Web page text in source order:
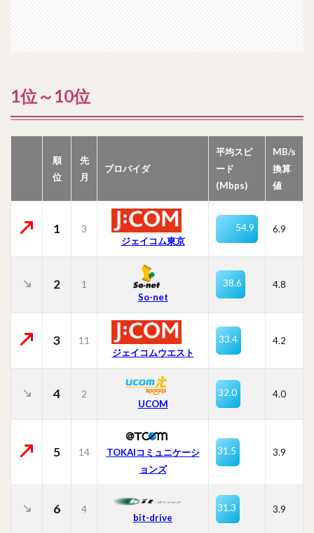
1位～10位
順
位
先
月
プロバイダ
平均スピ
ード
(Mbps)
MB/s
換算
値
1
3
ジェイコム東京
54.9 6.9
2
1
So-net
38.6 4.8
3
11
ジェイコムウエスト
33.4 4.2
4
2
UCOM
32.0 4.0
5 14
TOKAIコミュニケーシ
ョンズ
31.5 3.9
6 4
bit-drive
31.3 3.9